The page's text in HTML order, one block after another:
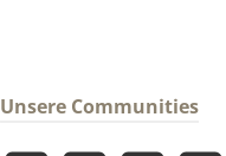
Unsere Communities